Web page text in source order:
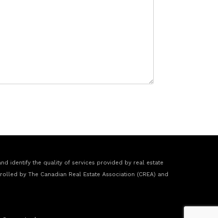
identify the quality of services provided by real estate
by The Canadian Real Estate Association (CREA) and